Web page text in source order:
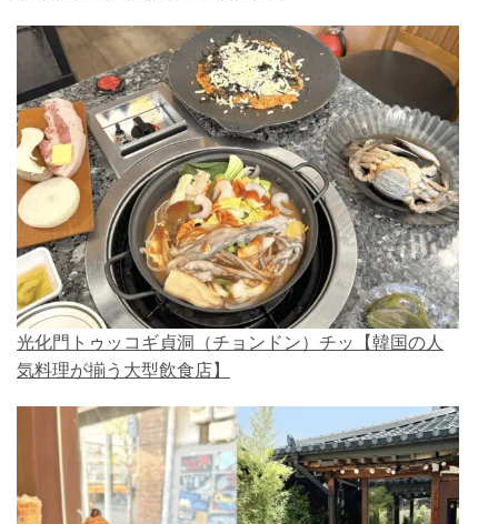
光化門トゥッコギ貞洞（チョンドン）チッ【韓国の人
気料理が揃う大型飲食店】